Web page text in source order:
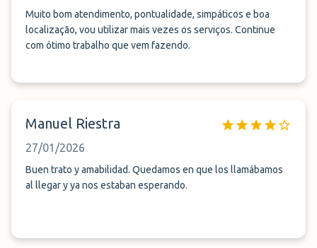
Muito bom atendimento, pontualidade, simpáticos e boa
localização, vou utilizar mais vezes os serviços. Continue
com ótimo trabalho que vem fazendo.
Manuel Riestra
27/01/2026
Buen trato y amabilidad. Quedamos en que los llamábamos
al llegar y ya nos estaban esperando.